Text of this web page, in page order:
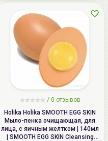
/ 0 отзывов
Holika Holika SMOOTH EGG SKIN
Мыло-пенка очищающая, для
лица, с яичным желтком | 140мл
| SMOOTH EGG SKIN Cleansing